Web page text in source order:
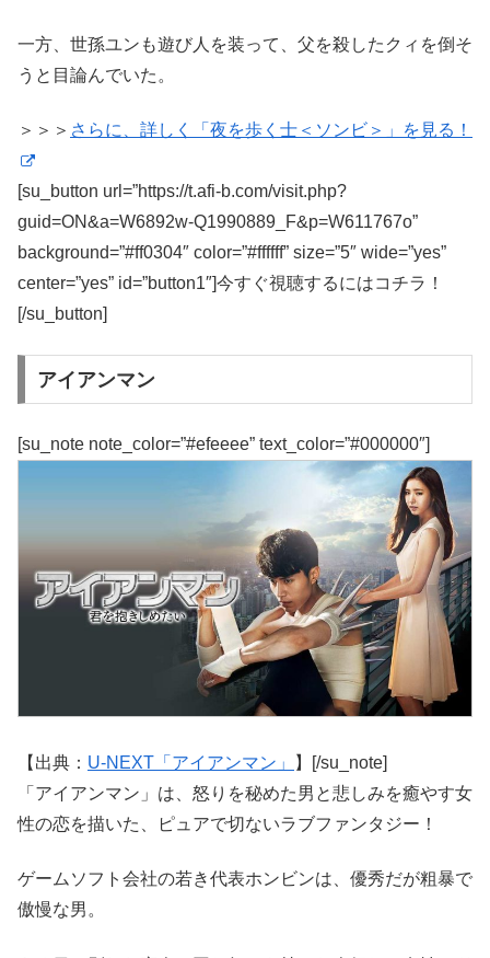
一方、世孫ユンも遊び人を装って、父を殺したクィを倒そ
うと目論んでいた。
＞＞＞ さらに、詳しく「夜を歩く士＜ソンビ＞」を見る！
[su_button url=”https://t.afi-b.com/visit.php?
guid=ON&a=W6892w-Q1990889_F&p=W611767o”
background=”#ff0304″ color=”#ffffff” size=”5″ wide=”yes”
center=”yes” id=”button1″]今すぐ視聴するにはコチラ！
[/su_button]
アイアンマン
[su_note note_color=”#efeeee” text_color=”#000000″]
【出典： U-NEXT「アイアンマン」
】[/su_note]
「アイアンマン」は、怒りを秘めた男と悲しみを癒やす女
性の恋を描いた、ピュアで切ないラブファンタジー！
ゲームソフト会社の若き代表ホンビンは、優秀だが粗暴で
傲慢な男。